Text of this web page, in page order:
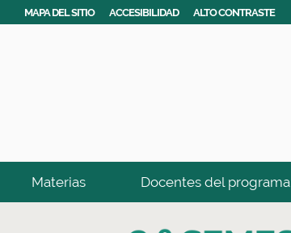
MAPA DEL SITIO ACCESIBILIDAD ALTO CONTRASTE
Materias Docentes del programa